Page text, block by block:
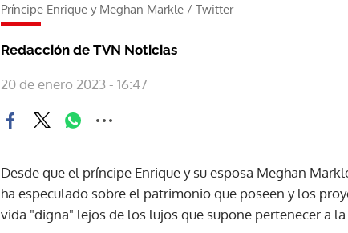
Príncipe Enrique y Meghan Markle / Twitter
Redacción de TVN Noticias
20 de enero 2023 - 16:47
Desde que el príncipe Enrique y su esposa Meghan
ha especulado sobre el patrimonio que poseen y los
vida "digna" lejos de los lujos que supone pertenecer a la